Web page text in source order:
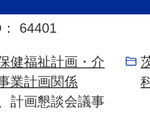
64401
健福祉計画・介
業計画関係
計画懇談会議事